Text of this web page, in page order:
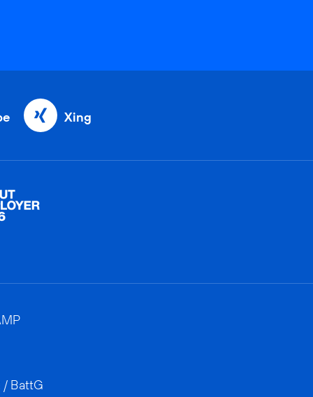
Xing
/ BattG